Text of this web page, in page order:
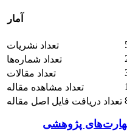
آمار
تعداد نشریات
تعداد شماره‌ها
تعداد مقالات
تعداد مشاهده مقاله
تعداد دریافت فایل اصل مقاله
مهارت‌های پژوهشی